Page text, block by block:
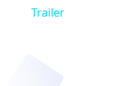
Trailer